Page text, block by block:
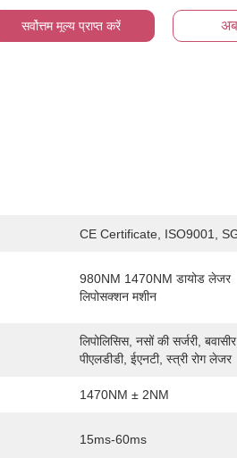
सर्वोत्तम मूल्य प्राप्त करें
CE Certificate, ISO9001,
980NM 1470NM डायोड लेजर
लिपोसक्शन मशीन
लिपोलिसिस, नसों की सर्जरी, बवासीर,
पीएलडीडी, ईएनटी, स्त्री रोग लेजर
1470NM ± 2NM
15ms-60ms